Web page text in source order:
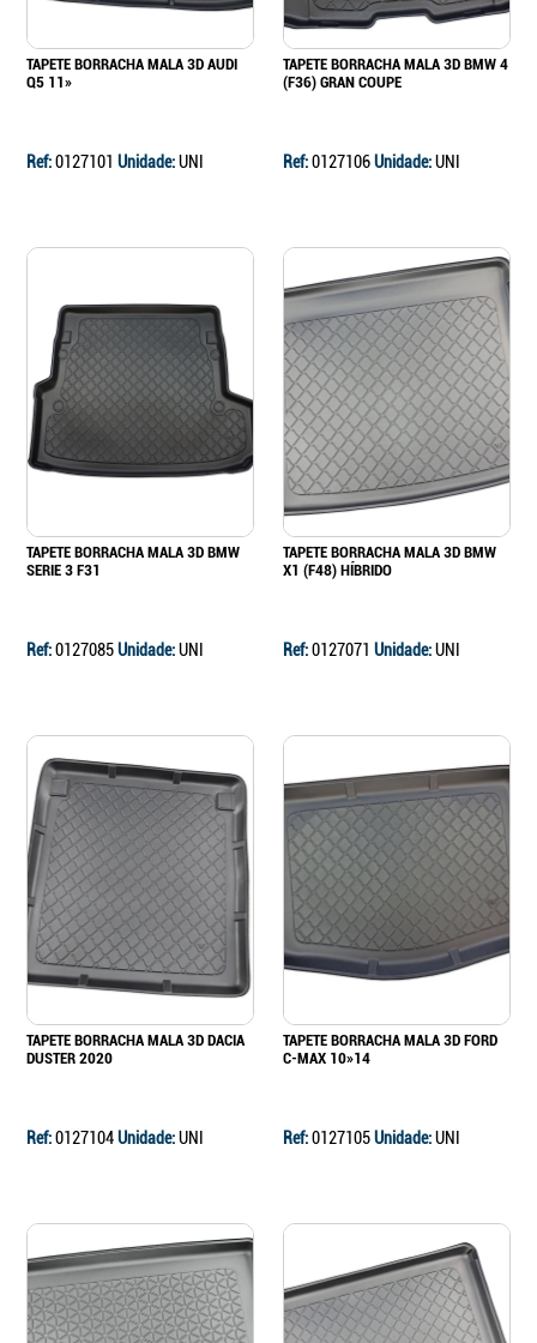
TAPETE BORRACHA MALA 3D AUDI
Q5 11»
Ref:0127101 Unidade:UNI
TAPETE BORRACHA MALA 3D BMW 4
(F36) GRAN COUPE
Ref:0127106Unidade:UNI
TAPETE BORRACHA MALA 3D BMW
SERIE 3 F31
Ref:0127085Unidade:UNI
TAPETE BORRACHA MALA 3D BMW
X1 (F48) HÍBRIDO
Ref:0127071 Unidade:UNI
TAPETE BORRACHA MALA 3D DACIA
DUSTER 2020
Ref:0127104Unidade:UNI
TAPETE BORRACHA MALA 3D FORD
C-MAX 10»14
Ref:0127105Unidade:UNI